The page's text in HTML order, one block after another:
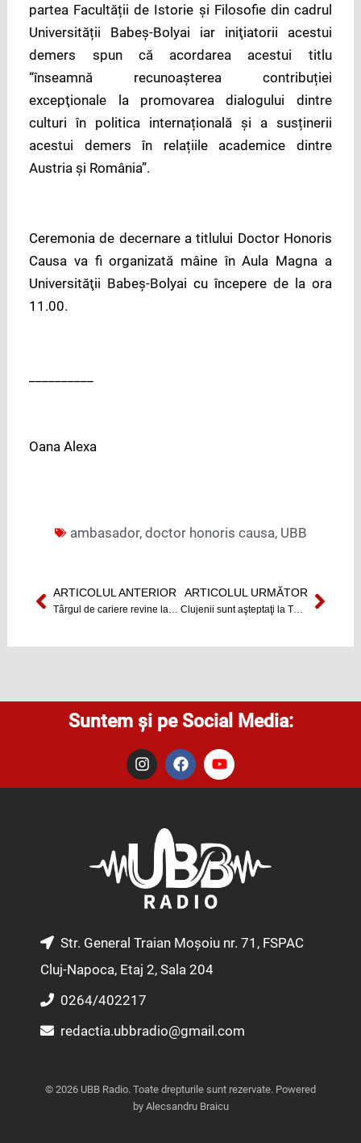
partea Facultății de Istorie și Filosofie din cadrul
Universității Babeș-Bolyai iar iniţiatorii acestui
demers spun că acordarea acestui titlu
“înseamnă recunoașterea contribuției
excepţionale la promovarea dialogului dintre
culturi în politica internațională și a susținerii
acestui demers în relațiile academice dintre
Austria și România”.
Ceremonia de decernare a titlului Doctor Honoris
Causa va fi organizată mâine în Aula Magna a
Universităţii Babeş-Bolyai cu începere de la ora
11.00.
Oana Alexa
ambasador, doctor honoris causa, UBB
Prev
ARTICOLUL ANTERIOR
Târgul de cariere revine la Cluj
ARTICOLUL URMĂTOR
Clujenii sunt aşteptaţi la Târgul de Carieră Next
Suntem și pe Social Media:
I
n
s
m
F
a
c
o
k
Y
o
u
e
Str. General Traian Moșoiu nr. 71, FSPAC
Cluj-Napoca, Etaj 2, Sala 204
0264/402217
redactia.ubbradio@gmail.com
© 2026 UBB Radio. Toate drepturile sunt rezervate. Powered
by Alecsandru Braicu